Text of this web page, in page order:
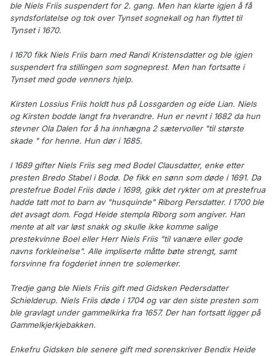
ble Niels Friis suspendert for 2. gang. Men han klarte igjen å få
syndsforlatelse og tok over Tynset sognekall og han flyttet til
Tynset i 1670.
I 1670 fikk Niels Friis barn med Randi Kristensdatter og ble igjen
suspendert fra stillingen som sogneprest. Men han fortsatte i
Tynset med gode venners hjelp.
Kirsten Lossius Friis holdt hus på Lossgarden og eide Lian. Niels
og Kirsten bodde langt fra hverandre. Hun er nevnt i 1682 da hun
stevner Ola Dalen for å ha innhægna 2 sætervoller "til største
skade " for henne. Hun dør i 1685.
I 1689 gifter Niels Friis seg med Bodel Clausdatter, enke etter
presten Bredo Stabel i Bodø. De fikk en sønn som døde i 1691. Da
prestefrue Bodel Friis døde i 1699, gikk det rykter om at prestefrua
hadde tatt mot to barn av "husquinde" Riborg Persdatter. I 1700 ble
det avsagt dom. Fogd Heide stempla Riborg som angiver. Han
mente at alt var løst snakk og skulle ikke komme salige
prestekvinne Boel eller Herr Niels Friis "til vanære eller gode
navns forkleinelse". Alle impliserte måtte bøte strengt, samt
forsvinne fra fogderiet innen tre solemerker.
Tredje gang ble Niels Friis gift med Gidsken Pedersdatter
Schielderup. Niels Friis døde i 1704 og var den siste presten som
ble gravlagt under gammelkirka fra 1657. Der han fortsatt ligger på
Gammelkjerkjebakken.
Enkefru Gidsken ble senere gift med sorenskriver Bendix Heide